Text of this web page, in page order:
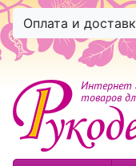
Оплата и
Интернет
товаров